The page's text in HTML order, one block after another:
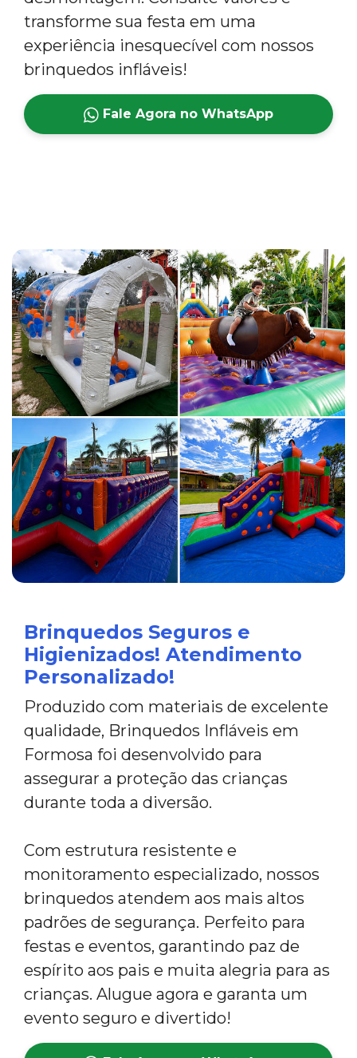
transforme sua festa em uma
experiência inesquecível com nossos
brinquedos infláveis!
Fale Agora no WhatsApp
Brinquedos Seguros e
Higienizados! Atendimento
Personalizado!
Produzido com materiais de excelente
qualidade, Brinquedos Infláveis em
Formosa foi desenvolvido para
assegurar a proteção das crianças
durante toda a diversão.
Com estrutura resistente e
monitoramento especializado, nossos
brinquedos atendem aos mais altos
padrões de segurança. Perfeito para
festas e eventos, garantindo paz de
espírito aos pais e muita alegria para as
crianças. Alugue agora e garanta um
evento seguro e divertido!